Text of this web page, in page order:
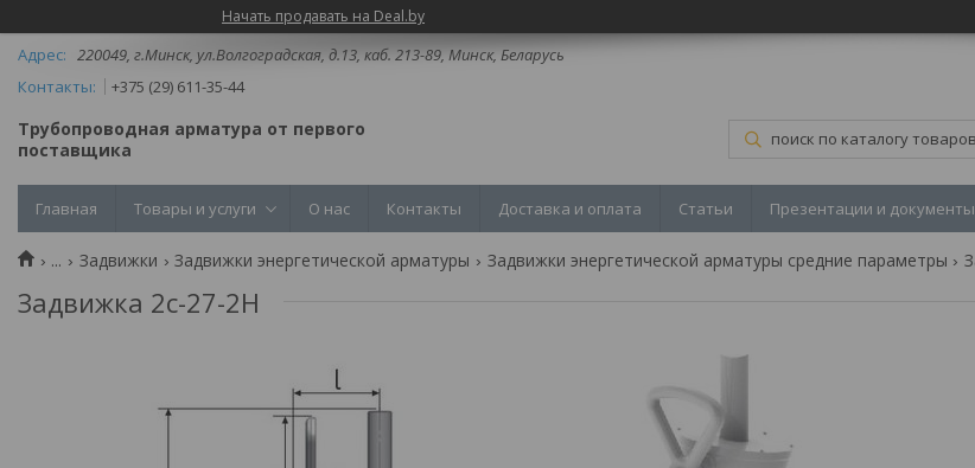
Начать продавать на Deal.by
220049, г.Минск, ул.Волгоградская, д.13, каб. 213-89, Минск, Беларусь
+375 (29) 611-35-44
Трубопроводная арматура от первого
поставщика
Главная Товары и услуги О нас Контакты Доставка и оплата Статьи Презентации и документы
... Задвижки Задвижки энергетической арматуры Задвижки энергетической арматуры средние параметры
Задвижка 2с-27-2Н